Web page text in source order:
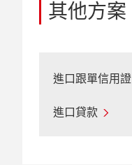
其他方案
進口跟單信用證
進口貸款